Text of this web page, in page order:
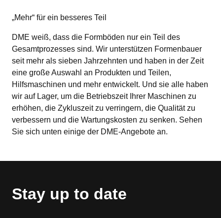
„Mehr“ für ein besseres Teil
DME weiß, dass die Formböden nur ein Teil des
Gesamtprozesses sind. Wir unterstützen Formenbauer
seit mehr als sieben Jahrzehnten und haben in der Zeit
eine große Auswahl an Produkten und Teilen,
Hilfsmaschinen und mehr entwickelt. Und sie alle haben
wir auf Lager, um die Betriebszeit Ihrer Maschinen zu
erhöhen, die Zykluszeit zu verringern, die Qualität zu
verbessern und die Wartungskosten zu senken. Sehen
Sie sich unten einige der DME-Angebote an.
Stay up to date